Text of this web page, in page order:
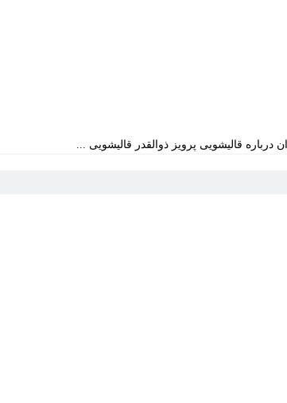
درباره قالیشویی پرویز ذوالقدر قالیشویی ...